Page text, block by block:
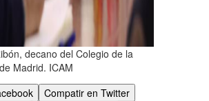
decano del Colegio de la
Madrid. ICAM
Compatir en Twitter